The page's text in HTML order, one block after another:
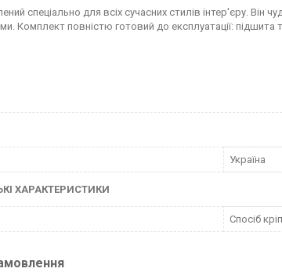
спеціально для всіх сучасних стилів інтер'єру. Він
Комплект повністю готовий до експлуатації: підшита
Україна
ХАРАКТЕРИСТИКИ
Спосіб